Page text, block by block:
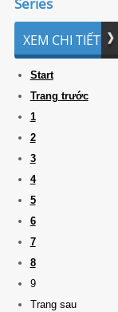
XEM CHI TIẾT
Start
Trang trước
1
2
3
4
5
6
7
8
9
Trang sau